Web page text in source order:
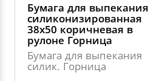
Бумага для выпекания
силиконизированная
38х50 коричневая в
рулоне Горница
Бумага для выпекания
силик. Горница